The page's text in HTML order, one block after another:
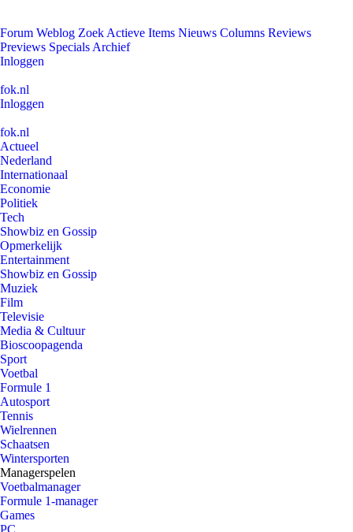
Forum Weblog Zoek Actieve Items Nieuws Columns Reviews
Previews Specials Archief
Inloggen
fok.nl
Inloggen
fok.nl
Actueel
Nederland
Internationaal
Economie
Politiek
Tech
Showbiz en Gossip
Opmerkelijk
Entertainment
Showbiz en Gossip
Muziek
Film
Televisie
Media & Cultuur
Bioscoopagenda
Sport
Voetbal
Formule 1
Autosport
Tennis
Wielrennen
Schaatsen
Wintersporten
Managerspelen
Voetbalmanager
Formule 1-manager
Games
PC